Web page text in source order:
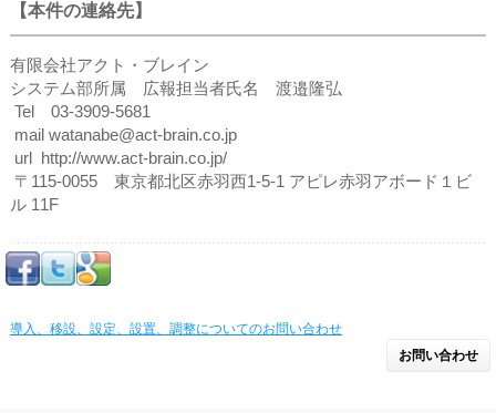
【本件の連絡先】
有限会社アクト・ブレイン
システム部所属 広報担当者氏名 渡邉隆弘
Tel 03-3909-5681
mail watanabe@act-brain.co.jp
url http://www.act-brain.co.jp/
〒115-0055 東京都北区赤羽西1-5-1 アピレ赤羽アボード１ビ
ル 11F
導入、移設、設定、設置、調整についてのお問い合わせ
お問い合わせ